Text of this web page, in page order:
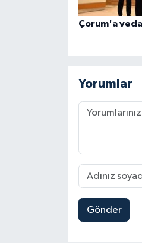
Çorum'a
Yorumlar
Gönder